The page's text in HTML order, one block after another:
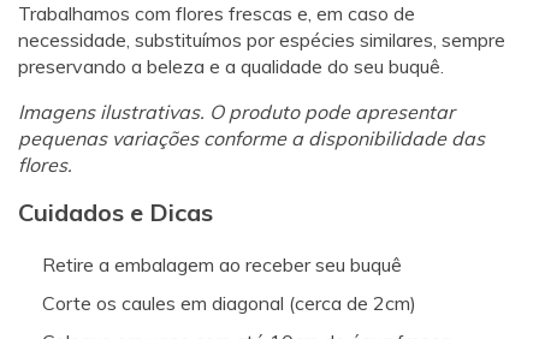
Trabalhamos com flores frescas e, em caso de
necessidade, substituímos por espécies similares, sempre
preservando a beleza e a qualidade do seu buquê.
Imagens ilustrativas. O produto pode apresentar
pequenas variações conforme a disponibilidade das
flores.
Cuidados e Dicas
Retire a embalagem ao receber seu buquê
Corte os caules em diagonal (cerca de 2cm)